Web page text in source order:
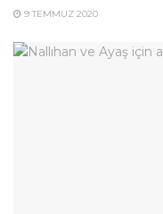
9 TEMMUZ 2020